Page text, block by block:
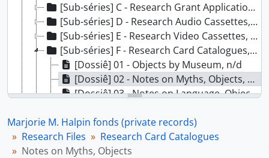
[Sub-séries] C - Research Grant Applications, 1973-1990
[Sub-séries] D - Research Audio Cassettes, 1976-1999
[Sub-séries] E - Research Video Cassettes, [19--]
[Sub-séries] F - Research Card Catalogues, [19--]
[Dossiê] 01 - Objects by Museum, n/d
[Dossiê] 02 - Notes on Myths, Objects, n/d
[Dossiê] 03 - Notes on Language, Objects etc., n/d
[Sub-séries] G - Research Slides, 1970-1998
[Sub-séries] H - Research Posters and Maps, ca. 1967-1978
[Séries] 3 - Published and Unpublished Works, 1968-2000
Marjorie M. Halpin fonds (private records)
Research Files
Research Card Catalogues
Notes on Myths, Objects